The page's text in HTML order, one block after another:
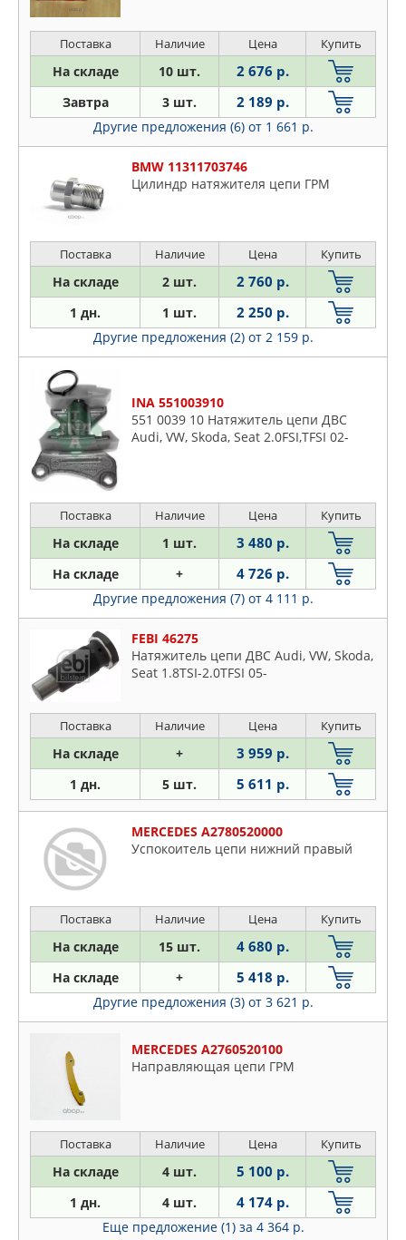
Поставка Наличие Цена Купить
На складе 10 шт. 2 676 р.
Завтра 3 шт. 2 189 р.
Другие предложения (6) от 1 661 р.
BMW 11311703746
Цилиндр натяжителя цепи ГРМ
Поставка Наличие Цена Купить
На складе 2 шт. 2 760 р.
1 дн. 1 шт. 2 250 р.
Другие предложения (2) от 2 159 р.
INA 551003910
551 0039 10 Натяжитель цепи ДВС
Audi, VW, Skoda, Seat 2.0FSI,TFSI 02-
Поставка Наличие Цена Купить
На складе 1 шт. 3 480 р.
На складе + 4 726 р.
Другие предложения (7) от 4 111 р.
FEBI 46275
Натяжитель цепи ДВС Audi, VW, Skoda,
Seat 1.8TSI-2.0TFSI 05-
Поставка Наличие Цена Купить
На складе + 3 959 р.
1 дн. 5 шт. 5 611 р.
MERCEDES A2780520000
Успокоитель цепи нижний правый
Поставка Наличие Цена Купить
На складе 15 шт. 4 680 р.
На складе + 5 418 р.
Другие предложения (3) от 3 621 р.
MERCEDES A2760520100
Направляющая цепи ГРМ
Поставка Наличие Цена Купить
На складе 4 шт. 5 100 р.
1 дн. 4 шт. 4 174 р.
Еще предложение (1) за 4 364 р.